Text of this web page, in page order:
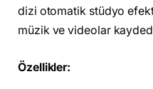
dizi otomatik stüdyo
müzik ve videolar
Özellikler: